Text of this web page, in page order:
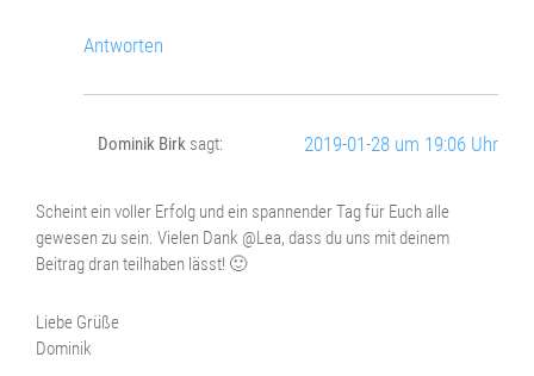
Antworten
Dominik Birk sagt: 2019-01-28 um 19:06 Uhr
Scheint ein voller Erfolg und ein spannender Tag für Euch alle
gewesen zu sein. Vielen Dank @Lea, dass du uns mit deinem
Beitrag dran teilhaben lässt! 🙂
Liebe Grüße
Dominik